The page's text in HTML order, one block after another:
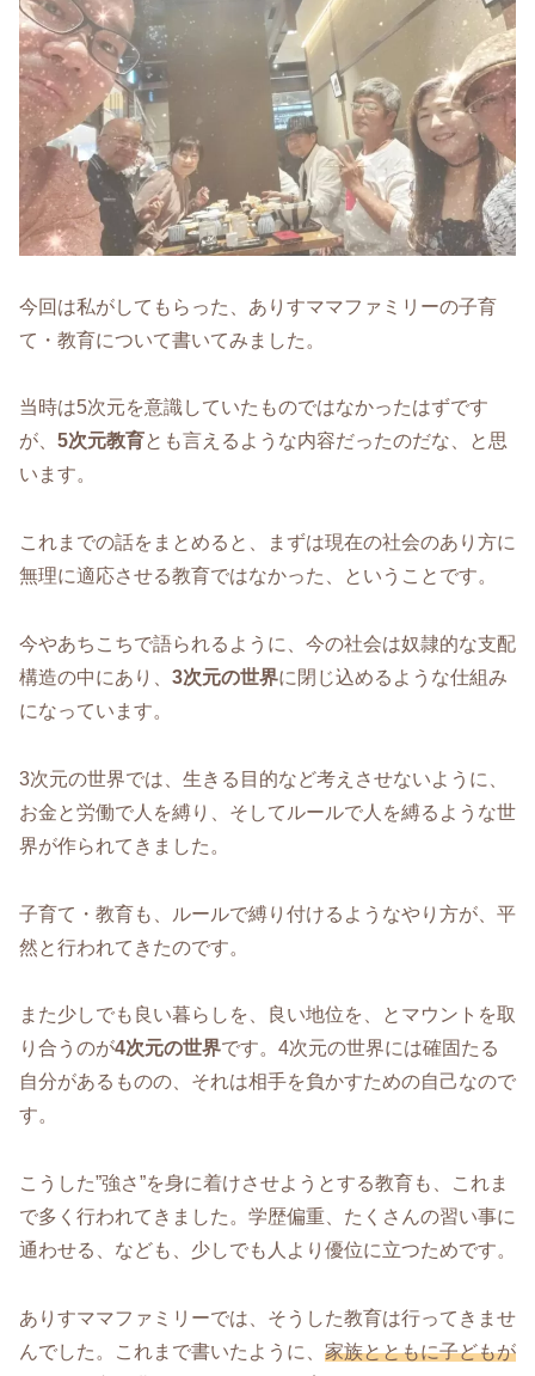
今回は私がしてもらった、ありすママファミリーの子育
て・教育について書いてみました。
当時は5次元を意識していたものではなかったはずです
が、 5次元教育とも言えるような内容だったのだな、と思
います。
これまでの話をまとめると、まずは現在の社会のあり方に
無理に適応させる教育ではなかった、ということです。
今やあちこちで語られるように、今の社会は奴隷的な支配
構造の中にあり、 3次元の世界に閉じ込めるような仕組み
になっています。
3次元の世界では、生きる目的など考えさせないように、
お金と労働で人を縛り、そしてルールで人を縛るような世
界が作られてきました。
子育て・教育も、ルールで縛り付けるようなやり方が、平
然と行われてきたのです。
また少しでも良い暮らしを、良い地位を、とマウントを取
り合うのが4次元の世界です。4次元の世界には確固たる
自分があるものの、それは相手を負かすための自己なので
す。
こうした”強さ”を身に着けさせようとする教育も、これま
で多く行われてきました。学歴偏重、たくさんの習い事に
通わせる、なども、少しでも人より優位に立つためです。
ありすママファミリーでは、そうした教育は行ってきませ
んでした。これまで書いたように、 家族とともに子どもが